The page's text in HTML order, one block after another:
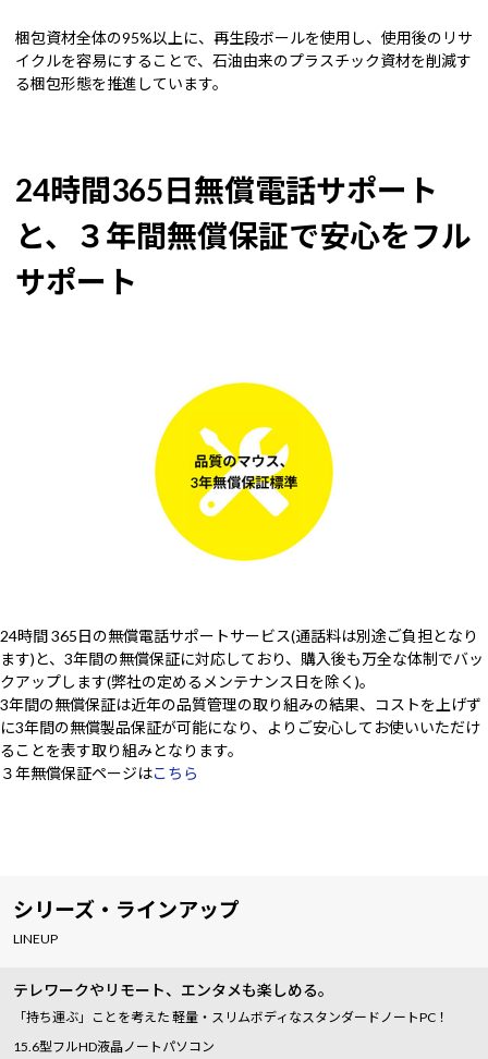
梱包資材全体の95%以上に、再生段ボールを使用し、使用後のリサ
イクルを容易にすることで、石油由来のプラスチック資材を削減す
る梱包形態を推進しています。
24時間365日無償電話サポート
と、３年間無償保証で安心をフル
サポート
24時間 365日の無償電話サポートサービス(通話料は別途ご負担となり
ます)と、3年間の無償保証に対応しており、購入後も万全な体制でバッ
クアップします(弊社の定めるメンテナンス日を除く)。
3年間の無償保証は近年の品質管理の取り組みの結果、コストを上げず
に3年間の無償製品保証が可能になり、よりご安心してお使いいただけ
ることを表す取り組みとなります。
３年無償保証ページはこちら
シリーズ・ラインアップ
LINEUP
テレワークやリモート、エンタメも楽しめる。
「持ち運ぶ」ことを考えた 軽量・スリムボディなスタンダードノートPC！
15.6型フルHD液晶ノートパソコン